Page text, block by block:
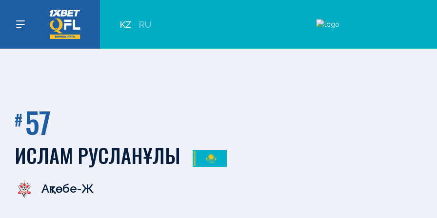
KZ RU
#57
ИСЛАМ РУСЛАНҰЛЫ
Ақтөбе-Ж